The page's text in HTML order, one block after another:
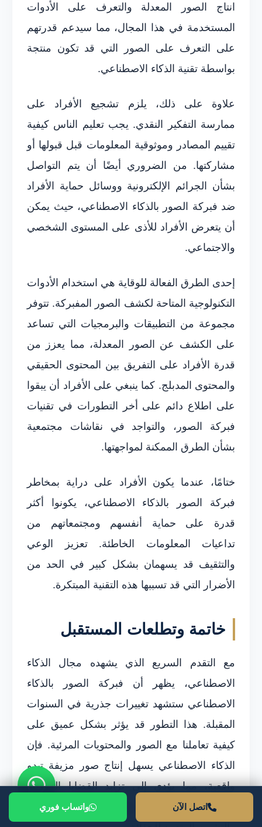
انتاج الصور المعدلة والتعرف على الأدوات
المستخدمة في هذا المجال، مما سيدعم قدرتهم
على التعرف على الصور التي قد تكون منتجة
بواسطة تقنية الذكاء الاصطناعي.
علاوة على ذلك، يلزم تشجيع الأفراد على
ممارسة التفكير النقدي. يجب تعليم الناس كيفية
تقييم المصادر وموثوقية المعلومات قبل قبولها أو
مشاركتها. من الضروري أيضًا أن يتم التواصل
بشأن الجرائم الإلكترونية ووسائل حماية الأفراد
ضد فبركة الصور بالذكاء الاصطناعي، حيث يمكن
أن يتعرض الأفراد للأذى على المستوى الشخصي
والاجتماعي.
إحدى الطرق الفعالة للوقاية هي استخدام الأدوات
التكنولوجية المتاحة لكشف الصور المفبركة. تتوفر
مجموعة من التطبيقات والبرمجيات التي تساعد
على الكشف عن الصور المعدلة، مما يعزز من
قدرة الأفراد على التفريق بين المحتوى الحقيقي
والمحتوى المدبلج. كما ينبغي على الأفراد أن يبقوا
على اطلاع دائم على أخر التطورات في تقنيات
فبركة الصور، والتواجد في نقاشات مجتمعية
بشأن الطرق الممكنة لمواجهتها.
ختامًا، عندما يكون الأفراد على دراية بمخاطر
فبركة الصور بالذكاء الاصطناعي، يكونوا أكثر
قدرة على حماية أنفسهم ومجتمعاتهم من
تداعيات المعلومات الخاطئة. تعزيز الوعي
والتثقيف قد يسهمان بشكل كبير في الحد من
الأضرار التي قد تسببها هذه التقنية المبتكرة.
خاتمة وتطلعات المستقبل
مع التقدم السريع الذي يشهده مجال الذكاء
الاصطناعي، يظهر أن فبركة الصور بالذكاء
الاصطناعي ستشهد تغييرات جذرية في السنوات
المقبلة. هذا التطور قد يؤثر بشكل عميق على
كيفية تعاملنا مع الصور والمحتويات المرئية. فإن
الذكاء الاصطناعي يسهل إنتاج صور مزيفة تبدو
واقعية، مما يؤدي إلى تزايد القضايا القانونية
والأخلاقية المتعلقة بحقوق الملكية الفكرية
اتصل الآن واتساب فوري